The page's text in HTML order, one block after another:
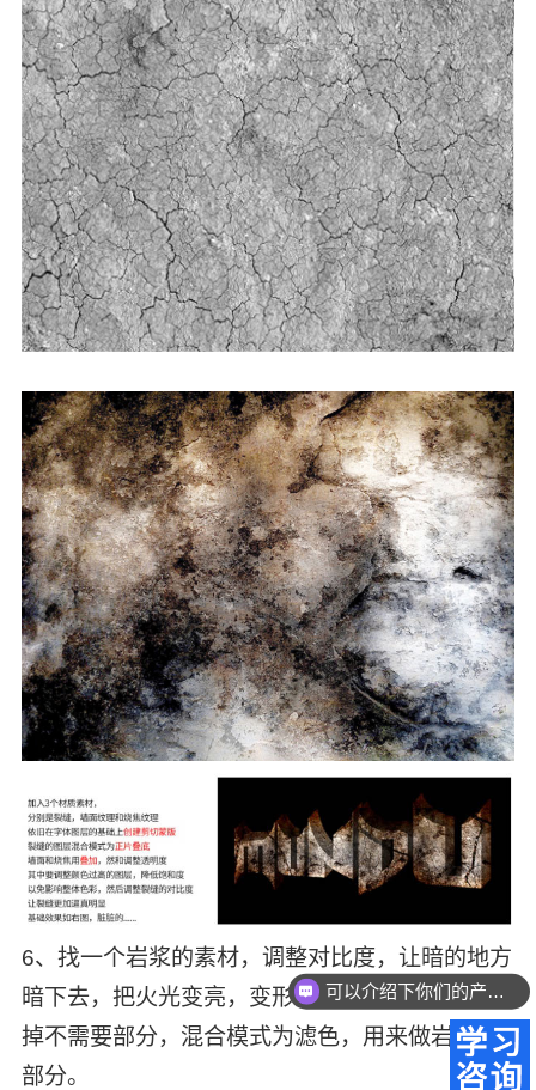
6、找一个岩浆的素材，调整对比度，让暗的地方
暗下去，把火光变亮，变形调整，添加蒙版，擦
掉不需要部分，混合模式为滤色，用来做岩浆的
部分。
可以介绍下你们的产品么？
你们是怎么收费的呢？